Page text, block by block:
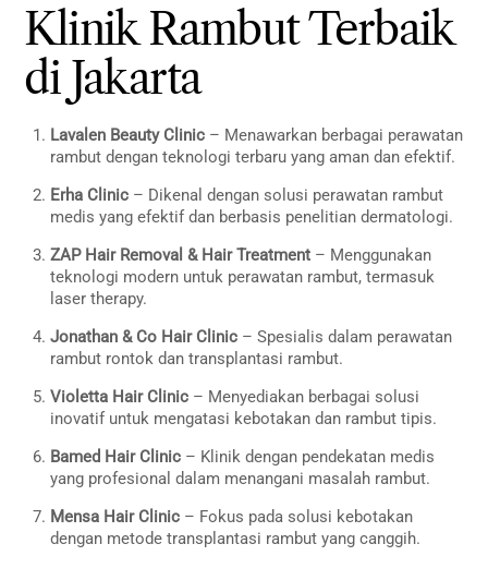
Klinik Rambut Terbaik
di Jakarta
Lavalen Beauty Clinic – Menawarkan berbagai perawatan
rambut dengan teknologi terbaru yang aman dan efektif.
Erha Clinic – Dikenal dengan solusi perawatan rambut
medis yang efektif dan berbasis penelitian dermatologi.
ZAP Hair Removal & Hair Treatment – Menggunakan
teknologi modern untuk perawatan rambut, termasuk
laser therapy.
Jonathan & Co Hair Clinic – Spesialis dalam perawatan
rambut rontok dan transplantasi rambut.
Violetta Hair Clinic – Menyediakan berbagai solusi
inovatif untuk mengatasi kebotakan dan rambut tipis.
Bamed Hair Clinic – Klinik dengan pendekatan medis
yang profesional dalam menangani masalah rambut.
Mensa Hair Clinic – Fokus pada solusi kebotakan
dengan metode transplantasi rambut yang canggih.